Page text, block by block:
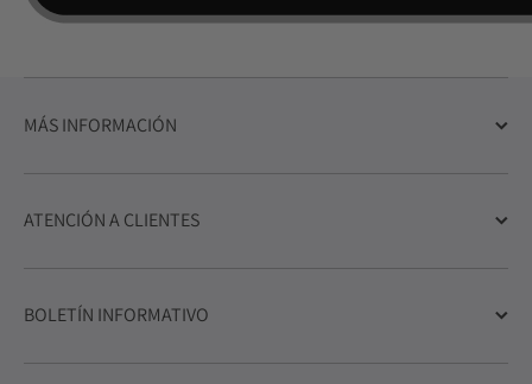
MÁS INFORMACIÓN
ATENCIÓN A CLIENTES
BOLETÍN INFORMATIVO